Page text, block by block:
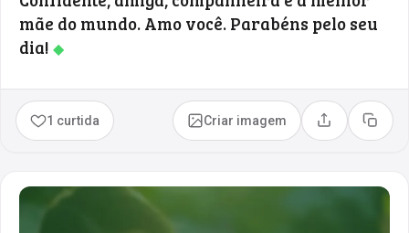
mãe do mundo. Amo você. Parabéns pelo seu
dia! ◆
1 curtida Criar imagem Compartilhar
Copiar